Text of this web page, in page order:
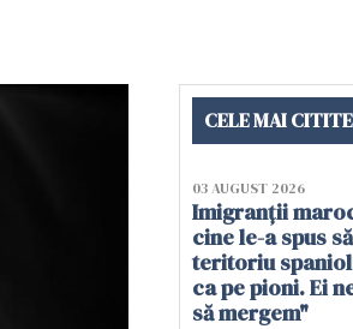
CELE MAI CITITE
03 AUGUST 2026
Imigranții
cine le-a spus
teritoriu
ca pe pioni. Ei
să mergem"